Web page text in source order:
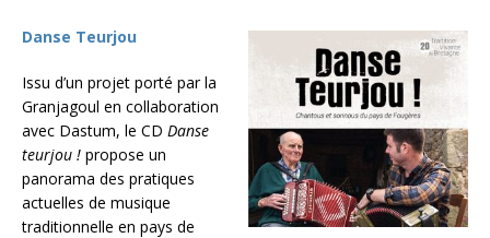
Danse Teurjou
Issu d’un projet porté par la
Granjagoul en collaboration
avec Dastum, le CD Danse
teurjou ! propose un
panorama des pratiques
actuelles de musique
traditionnelle en pays de